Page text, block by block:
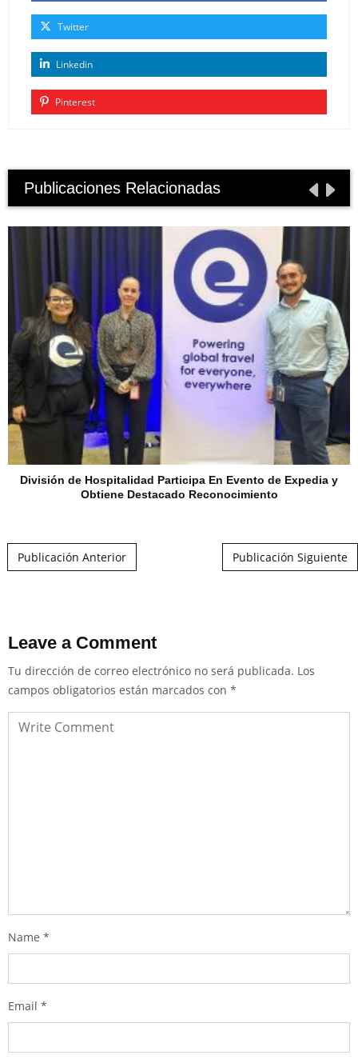
Twitter
Linkedin
Pinterest
Publicaciones Relacionadas
División de Hospitalidad Participa En Evento de Expedia y
Obtiene Destacado Reconocimiento
Publicación Anterior Publicación Siguiente
Leave a Comment
Tu dirección de correo electrónico no será publicada. Los
campos obligatorios están marcados con *
Name *
Email *